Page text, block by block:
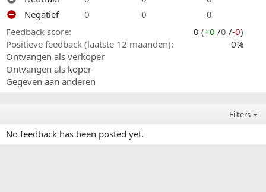
Negatief
0 0
0
Feedback score
0 (+0 /0 /-0)
Positieve feedback (laatste 12 maanden)
0%
Ontvangen als verkoper
Ontvangen als koper
Gegeven aan anderen
Filters
No feedback has been posted yet.